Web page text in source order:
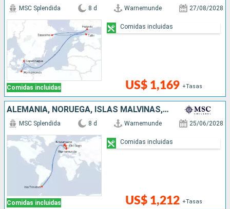
Comidas incluidas
MSC Splendida 8 d Warnemunde 27/08/2028
US$ 1,169 +Tasas
Comidas incluidas
ALEMANIA, NORUEGA, ISLAS MALVINAS, DINAMARCA
Comidas incluidas
MSC Splendida 8 d Warnemunde 25/06/2028
US$ 1,212 +Tasas
Comidas incluidas